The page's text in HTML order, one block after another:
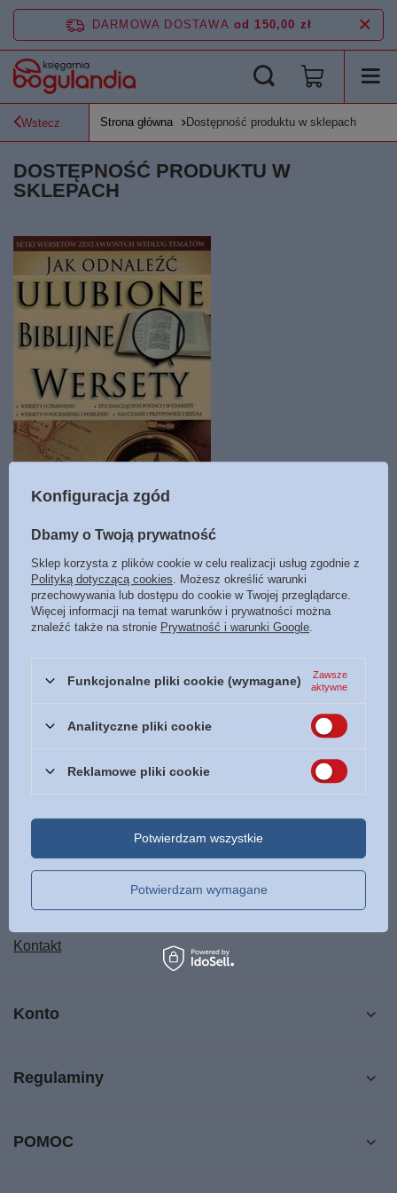
DARMOWA DOSTAWA od 150,00 zł
Wstecz Strona główna Dostępność produktu w sklepach
DOSTĘPNOŚĆ PRODUKTU W
SKLEPACH
Jak odnaleźć ulubione Biblijne wersety - broszura
9,00 zł
M1 Księgarnia Bogulandia
Śledzenie przesyłki
Chcę zareklamować produkt
Chcę odstąpić od umowy
Kontakt
Konto
Regulaminy
POMOC
Konfiguracja zgód
Dbamy o Twoją prywatność
Sklep korzysta z plików cookie w celu realizacji usług zgodnie z
Polityką dotyczącą cookies . Możesz określić warunki
przechowywania lub dostępu do cookie w Twojej przeglądarce.
Więcej informacji na temat warunków i prywatności można
znaleźć także na stronie Prywatność i warunki Google
Funkcjonalne pliki cookie (wymagane)
Zawsze
aktywne
Analityczne pliki cookie
Reklamowe pliki cookie
Potwierdzam wymagane
Potwierdzam wszystkie